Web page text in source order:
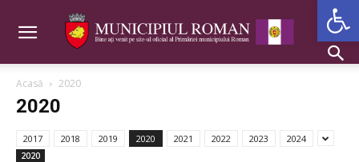
Acasă 2020
2020
2017 2018 2019 2020 2021 2022 2023 2024
2020